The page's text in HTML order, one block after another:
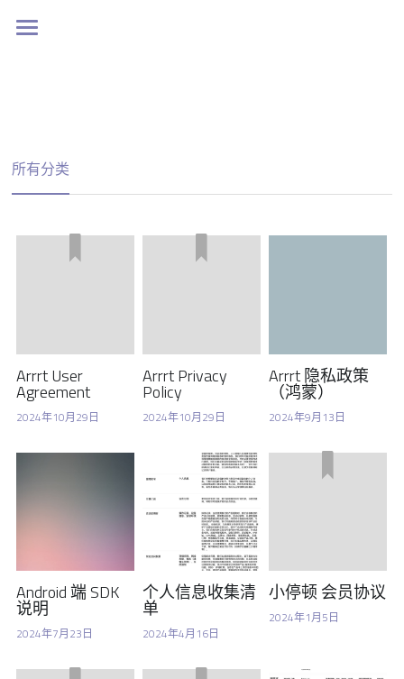
所有分类
Arrrt User
Agreement
2024年10月29日
Arrrt Privacy
Policy
2024年10月29日
Arrrt 隐私政策
（鸿蒙）
2024年9月13日
Android 端 SDK
说明
2024年7月23日
个人信息收集清
单
2024年4月16日
小停顿 会员协议
2024年1月5日